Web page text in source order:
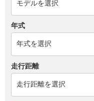
年式
走行距離